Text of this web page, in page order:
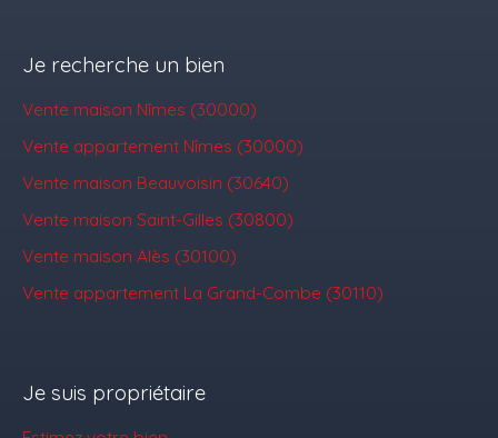
Je recherche un bien
Vente maison Nîmes (30000)
Vente appartement Nîmes (30000)
Vente maison Beauvoisin (30640)
Vente maison Saint-Gilles (30800)
Vente maison Alès (30100)
Vente appartement La Grand-Combe (30110)
Je suis propriétaire